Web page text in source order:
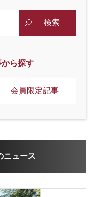
検索
ら探す
会員限定記事
ニュース